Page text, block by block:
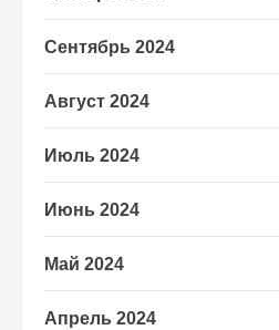
Сентябрь 2024
Август 2024
Июль 2024
Июнь 2024
Май 2024
Апрель 2024